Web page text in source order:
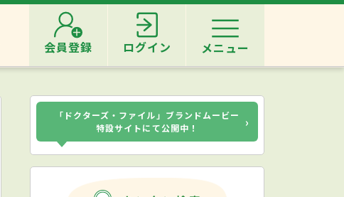
会員登録 ログイン メニュー
「ドクターズ・ファイル」ブランドムービー
特設サイトにて公開中！
›